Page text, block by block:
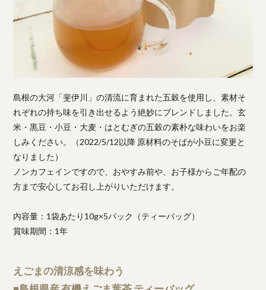
島根の大河「斐伊川」の清流に育まれた五穀を使用し、素材そ
れぞれの持ち味を引き出せるよう絶妙にブレンドしました。玄
米・黒豆・小豆・大麦・はとむぎの五穀の素朴な味わいをお楽
しみください。（2022/5/12以降 原材料のそばが小豆に変更と
なりました）
ノンカフェインですので、おやすみ前や、お子様からご年配の
方まで安心してお召し上がりいただけます。
内容量：1袋あたり10g×5パック（ティーバッグ）
賞味期間：1年
えごまの清涼感を味わう